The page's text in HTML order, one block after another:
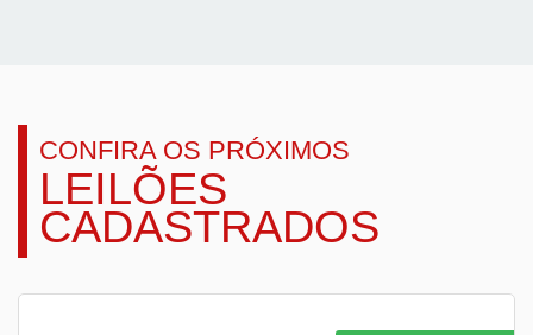
CONFIRA OS PRÓXIMOS
LEILÕES
CADASTRADOS